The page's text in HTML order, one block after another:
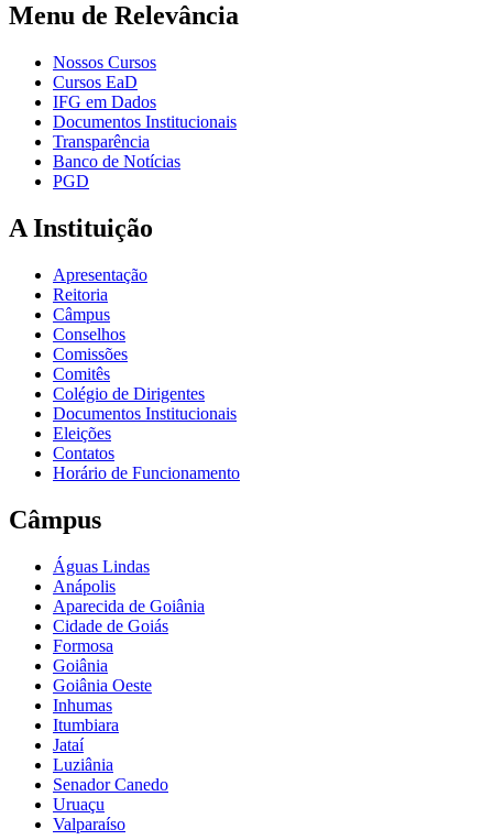
Menu de Relevância
Nossos Cursos
Cursos EaD
IFG em Dados
Documentos Institucionais
Transparência
Banco de Notícias
PGD
A Instituição
Apresentação
Reitoria
Câmpus
Conselhos
Comissões
Comitês
Colégio de Dirigentes
Documentos Institucionais
Eleições
Contatos
Horário de Funcionamento
Câmpus
Águas Lindas
Anápolis
Aparecida de Goiânia
Cidade de Goiás
Formosa
Goiânia
Goiânia Oeste
Inhumas
Itumbiara
Jataí
Luziânia
Senador Canedo
Uruaçu
Valparaíso